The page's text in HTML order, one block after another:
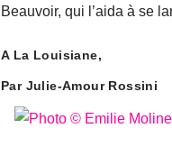
Beauvoir, qui l’aida à se
A La Louisiane,
Par Julie-Amour Rossini